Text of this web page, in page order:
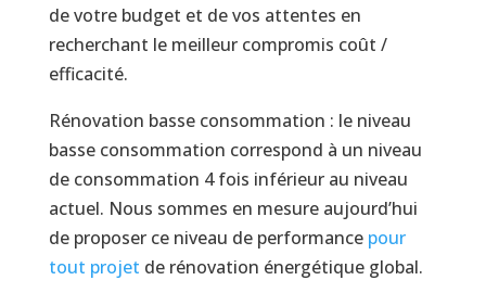
de votre budget et de vos attentes en
recherchant le meilleur compromis coût /
efficacité.
Rénovation basse consommation : le niveau
basse consommation correspond à un niveau
de consommation 4 fois inférieur au niveau
actuel. Nous sommes en mesure aujourd’hui
de proposer ce niveau de performance pour
tout projet de rénovation énergétique global.